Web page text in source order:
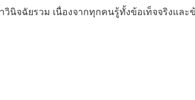
นิจฉัยรวม เนื่องจากทุกคนรู้ทั้งข้อเท็จจริงและ